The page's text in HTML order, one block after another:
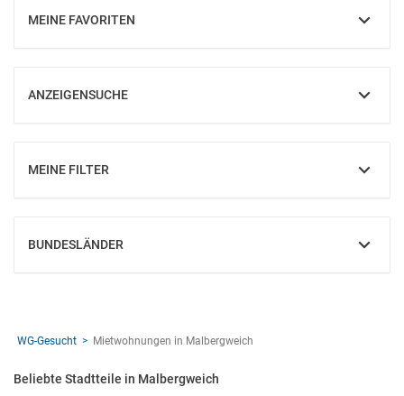
MEINE FAVORITEN
EINBLENDEN
ANZEIGENSUCHE
EINBLENDEN
MEINE FILTER
EINBLENDEN
BUNDESLÄNDER
EINBLENDEN
WG-Gesucht Mietwohnungen in Malbergweich
Beliebte Stadtteile in Malbergweich